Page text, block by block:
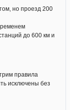
но проезд 200
до 600 км и
правила
исключены без